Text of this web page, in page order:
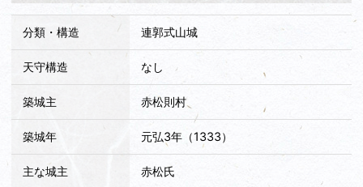
分類・構造 連郭式山城
天守構造 なし
築城主 赤松則村
築城年 元弘3年（1333）
主な城主 赤松氏